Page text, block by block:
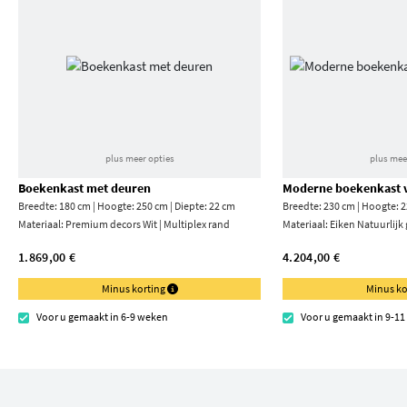
plus meer opties
Boekenkast met deuren
Breedte: 180 cm | Hoogte: 250 cm | Diepte: 22 cm
Materiaal: Premium decors Wit | Multiplex rand
1.869,00 €
Minus korting
Voor u gemaakt in 6-9 weken
plus
Moderne boekenkast
Breedte: 230 cm | Hoogte:
Materiaal: Eiken Natuurlijk
4.204,00 €
Minus
Voor u gemaakt in 9-